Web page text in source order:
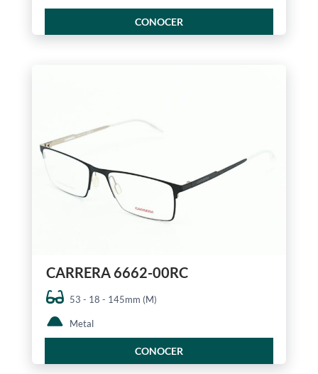
CONOCER
CARRERA 6662-00RC
53 - 18 - 145mm (M)
Metal
CONOCER